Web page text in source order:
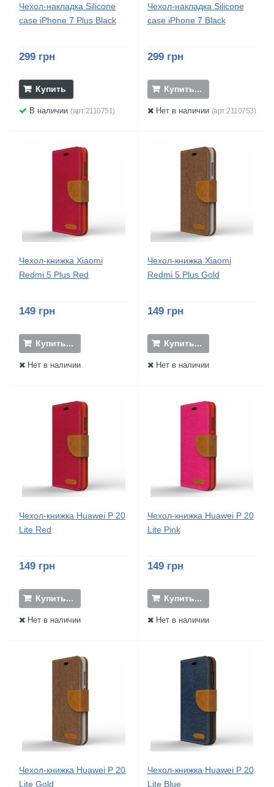
Чехол-накладка Silicone
case iPhone 7 Plus Black
299 грн
Купить
В наличии (арт:2110751)
Чехол-накладка Silicone
case iPhone 7 Black
299 грн
Купить...
Нет в наличии (арт:2110753)
Чехол-книжка Xiaomi
Redmi 5 Plus Red
149 грн
Купить...
Нет в наличии
Чехол-книжка Xiaomi
Redmi 5 Plus Gold
149 грн
Купить...
Нет в наличии
Чехол-книжка Huawei P 20
Lite Red
149 грн
Купить...
Нет в наличии
Чехол-книжка Huawei P 20
Lite Pink
149 грн
Купить...
Нет в наличии
Чехол-книжка Huawei P 20
Lite Gold
Чехол-книжка Huawei P 20
Lite Blue